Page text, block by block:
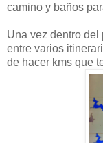
camino y baños
Una vez dentro del
entre varios
de hacer kms que